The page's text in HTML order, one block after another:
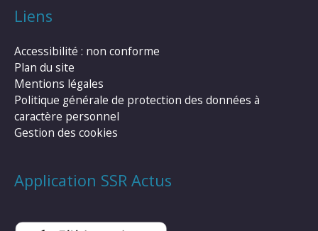
Liens
Accessibilité : non conforme
Plan du site
Mentions légales
Politique générale de protection des données à
caractère personnel
Gestion des cookies
Application SSR Actus